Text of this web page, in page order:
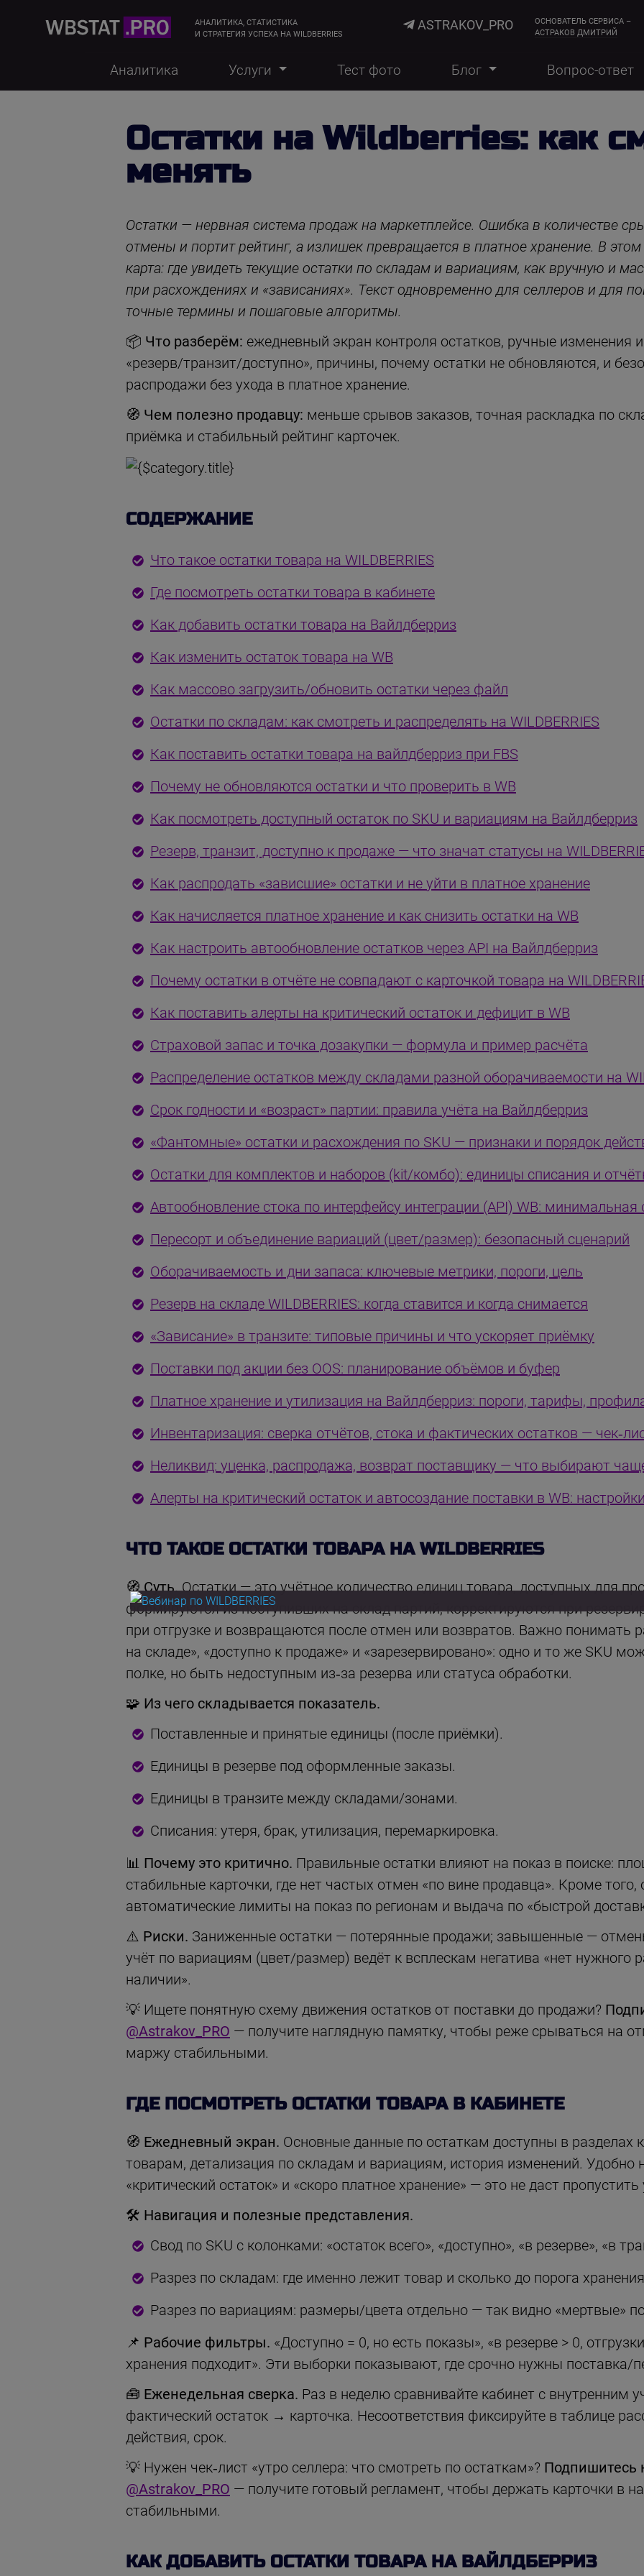
АНАЛИТИКА, СТАТИСТИКА
И СТРАТЕГИЯ УСПЕХА НА WILDBERRIES
ASTRAKOV_PRO
ОСНОВАТЕЛЬ СЕРВИСА –
АСТРАКОВ ДМИТРИЙ
Аналитика Услуги Тест фото Блог Вопрос-ответ
Остатки на Wildberries: как
менять
Остатки — нервная система продаж на маркетплейсе. Ошибка в количестве
отмены и портит рейтинг, а излишек превращается в платное хранение. В
карта: где увидеть текущие остатки по складам и вариациям, как вручную и
при расхождениях и «зависаниях». Текст одновременно для селлеров и для
точные термины и пошаговые алгоритмы.
📦 Что разберём: ежедневный экран контроля остатков, ручные изменения
«резерв/транзит/доступно», причины, почему остатки не обновляются, и
распродажи без ухода в платное хранение.
🧭 Чем полезно продавцу: меньше срывов заказов, точная раскладка по
приёмка и стабильный рейтинг карточек.
СОДЕРЖАНИЕ
Что такое остатки товара на WILDBERRIES
Где посмотреть остатки товара в кабинете
Как добавить остатки товара на Вайлдберриз
Как изменить остаток товара на WB
Как массово загрузить/обновить остатки через файл
Остатки по складам: как смотреть и распределять на WILDBERRIES
Как поставить остатки товара на вайлдберриз при FBS
Почему не обновляются остатки и что проверить в WB
Как посмотреть доступный остаток по SKU и вариациям на Вайлдберриз
Резерв, транзит, доступно к продаже — что значат статусы на
Как распродать «зависшие» остатки и не уйти в платное хранение
Как начисляется платное хранение и как снизить остатки на WB
Как настроить автообновление остатков через API на Вайлдберриз
Почему остатки в отчёте не совпадают с карточкой товара на
Как поставить алерты на критический остаток и дефицит в WB
Страховой запас и точка дозакупки — формула и пример расчёта
Распределение остатков между складами разной оборачиваемости на
Срок годности и «возраст» партии: правила учёта на Вайлдберриз
«Фантомные» остатки и расхождения по SKU — признаки и порядок
Остатки для комплектов и наборов (kit/комбо): единицы списания и
Автообновление стока по интерфейсу интеграции (API) WB: минимальная
Пересорт и объединение вариаций (цвет/размер): безопасный сценарий
Оборачиваемость и дни запаса: ключевые метрики, пороги, цель
Резерв на складе WILDBERRIES: когда ставится и когда снимается
«Зависание» в транзите: типовые причины и что ускоряет приёмку
Поставки под акции без OOS: планирование объёмов и буфер
Платное хранение и утилизация на Вайлдберриз: пороги, тарифы,
Инвентаризация: сверка отчётов, стока и фактических остатков —
Неликвид: уценка, распродажа, возврат поставщику — что выбирают
Алерты на критический остаток и автосоздание поставки в WB:
ЧТО ТАКОЕ ОСТАТКИ ТОВАРА НА WILDBERRIES
🧭 Суть.Остатки — это учётное количество единиц товара, доступных для
формируются из поступивших на склад партий, корректируются при
при отгрузке и возвращаются после отмен или возвратов. Важно понимать
на складе», «доступно к продаже» и «зарезервировано»: одно и то же SKU
полке, но быть недоступным из‑за резерва или статуса обработки.
🧩 Из чего складывается показатель.
Поставленные и принятые единицы (после приёмки).
Единицы в резерве под оформленные заказы.
Единицы в транзите между складами/зонами.
Списания: утеря, брак, утилизация, перемаркировка.
📊 Почему это критично. Правильные остатки влияют на показ в поиске:
стабильные карточки, где нет частых отмен «по вине продавца». Кроме того,
автоматические лимиты на показ по регионам и выдача по «быстрой
⚠️ Риски. Заниженные остатки — потерянные продажи; завышенные —
учёт по вариациям (цвет/размер) ведёт к всплескам негатива «нет нужного
наличии».
💡 Ищете понятную схему движения остатков от поставки до продажи?
@Astrakov_PRO — получите наглядную памятку, чтобы реже срываться на
маржу стабильными.
ГДЕ ПОСМОТРЕТЬ ОСТАТКИ ТОВАРА В КАБИНЕТЕ
🧭 Ежедневный экран. Основные данные по остаткам доступны в разделах
товарам, детализация по складам и вариациям, история изменений. Удобно
«критический остаток» и «скоро платное хранение» — это не даст
🛠 Навигация и полезные представления.
Свод по SKU с колонками: «остаток всего», «доступно», «в резерве», «в
Разрез по складам: где именно лежит товар и сколько до порога
Разрез по вариациям: размеры/цвета отдельно — так видно «мертвые»
📌 Рабочие фильтры. «Доступно = 0, но есть показы», «в резерве > 0,
хранения подходит». Эти выборки показывают, где срочно нужны поставка/
🧰 Еженедельная сверка. Раз в неделю сравнивайте кабинет с внутренним
фактический остаток → карточка. Несоответствия фиксируйте в таблице
действия, срок.
💡 Нужен чек‑лист «утро селлера: что смотреть по остаткам»? Подпишитесь
@Astrakov_PRO — получите готовый регламент, чтобы держать карточки в
стабильными.
КАК ДОБАВИТЬ ОСТАТКИ ТОВАРА НА ВАЙЛДБЕРРИЗ